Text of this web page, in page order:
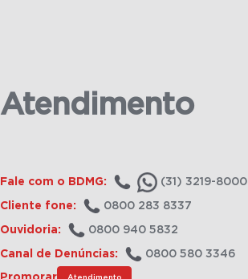
Atendimento
Fale com o BDMG: (31) 3219-8000
Cliente fone: 0800 283 8337
Ouvidoria: 0800 940 5832
Canal de Denúncias: 0800 580 3346
Atendimento